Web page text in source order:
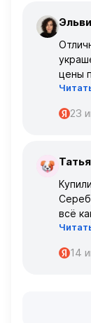
Э
цены
23
Т
всё
14